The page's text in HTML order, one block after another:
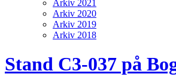
Arkiv 2021
Arkiv 2020
Arkiv 2019
Arkiv 2018
Stand C3-037 på